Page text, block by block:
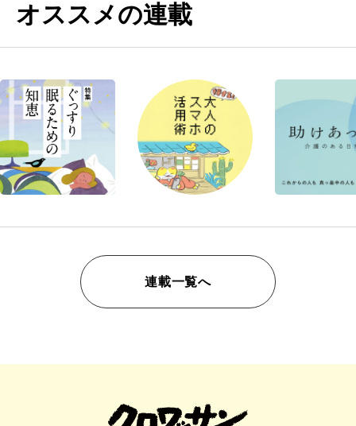
オススメの連載
連載一覧へ